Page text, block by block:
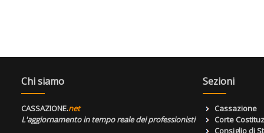
Chi siamo
CASSAZIONE.net
L'aggiornamento in tempo reale dei professionisti
Sezioni
Cassazione
Corte
Consiglio di